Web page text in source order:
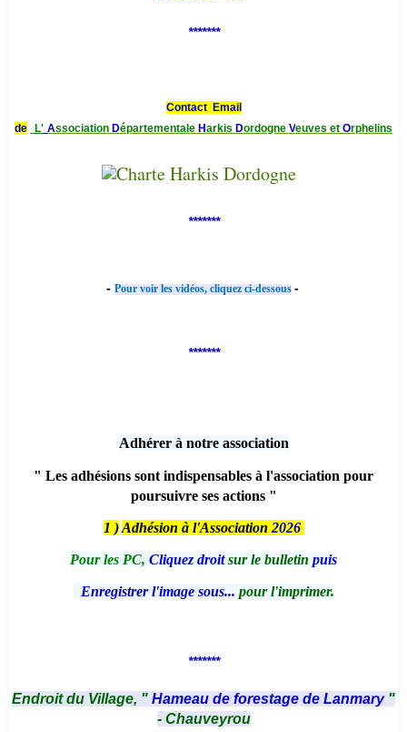
*******
Contact Email
de
L' Association Départementale Harkis Dordogne Veuves et Orphelins
*******
- Pour voir les vidéos, cliquez ci-dessous -
*******
Adhérer à notre association
" Les adhésions sont indispensables à l'association pour
poursuivre ses actions "
1 ) Adhésion à l'Association 2026
Pour les PC, Cliquez droitsur le bulletin puis
Enregistrer l'image sous... pour l'imprimer.
*******
Endroit du Village, " Hameau de forestage de Lanmary "
- Chauveyrou